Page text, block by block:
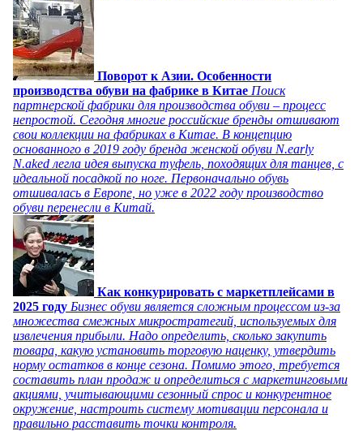
Поворот к Азии. Особенности
производства обуви на фабрике в Китае Поиск
партнерской фабрики для производства обуви – процесс
непростой. Сегодня многие российские бренды отшивают
свои коллекции на фабриках в Китае. В концепцию
основанного в 2019 году бренда женской обуви N.early
N.aked легла идея выпуска туфель, походящих для танцев, с
идеальной посадкой по ноге. Первоначально обувь
отшивалась в Европе, но уже в 2022 году производство
обуви перенесли в Китай.
Как конкурировать с маркетплейсами в
2025 году Бизнес обуви является сложным процессом из-за
множества смежных микростратегий, используемых для
извлечения прибыли. Надо определить, сколько закупить
товара, какую установить торговую наценку, утвердить
норму остатков в конце сезона. Помимо этого, требуется
составить план продаж и определиться с маркетинговыми
акциями, учитывающими сезонный спрос и конкурентное
окружение, настроить систему мотивации персонала и
правильно расставить точки контроля.